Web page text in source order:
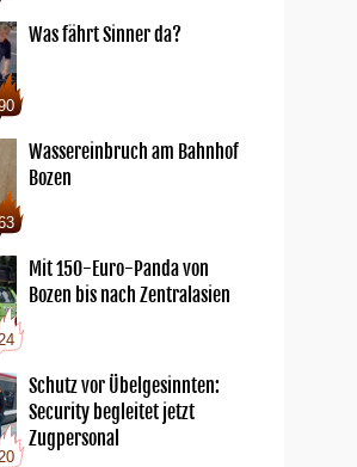
Was fährt Sinner da?
Wassereinbruch am Bahnhof
Bozen
24
Mit 150-Euro-Panda von
Bozen bis nach Zentralasien
20
Schutz vor Übelgesinnten:
Security begleitet jetzt
Zugpersonal